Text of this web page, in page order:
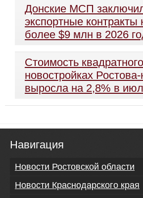
Донские МСП
экспортные контракты
более $9 млн в 2026
Стоимость
новостройках
выросла на 2,8% в
Навигация
Новости Ростовской области
Новости Краснодарского края